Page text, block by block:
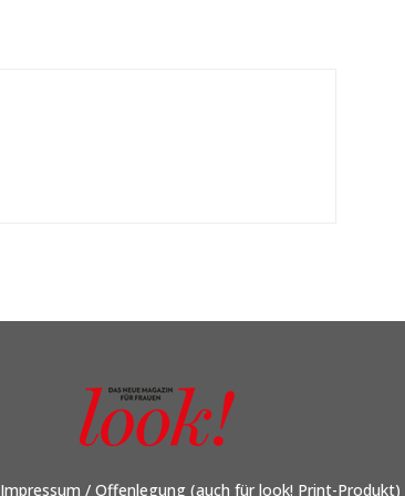
Impressum / Offenlegung (auch für look! Print-Produkt)